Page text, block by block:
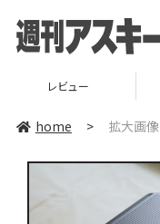
レビュー
home > 拡大画像